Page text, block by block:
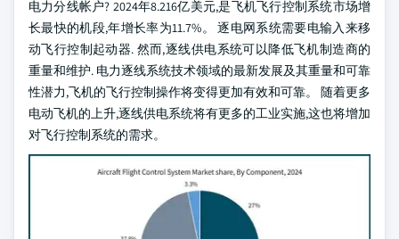
电力分线帐户? 2024年8.216亿美元,是飞机飞行控制系统市场增
长最快的机段,年增长率为11.7%。 逐电网系统需要电输入来移
动飞行控制起动器. 然而,逐线供电系统可以降低飞机制造商的
重量和维护. 电力逐线系统技术领域的最新发展及其重量和可靠
性潜力,飞机的飞行控制操作将变得更加有效和可靠。 随着更多
电动飞机的上升,逐线供电系统将有更多的工业实施,这也将增加
对飞行控制系统的需求。